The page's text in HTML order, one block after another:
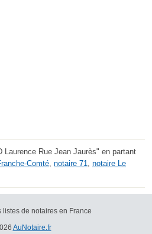
Laurence Rue Jean Jaurès" en partant
Comté, notaire 71, notaire Le
listes de notaires en France
AuNotaire.fr